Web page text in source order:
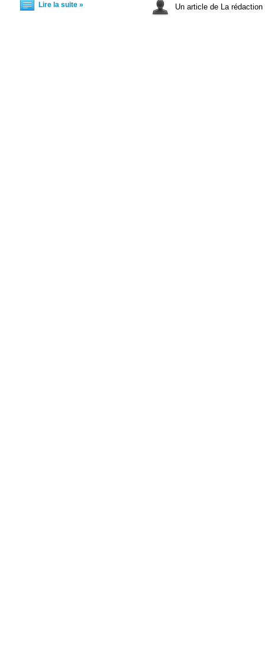
Lire la suite » Un article de La